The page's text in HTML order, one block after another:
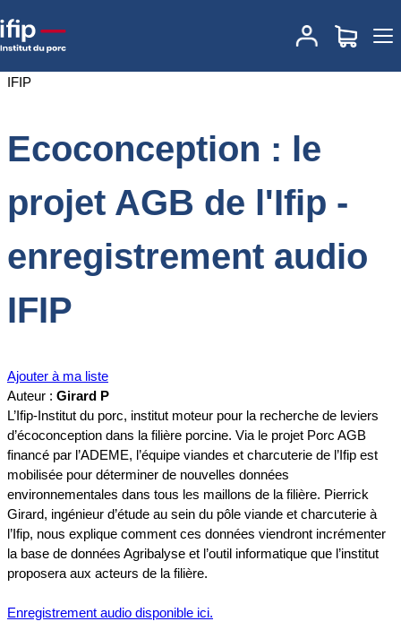
Accueil
Ecoconception : le projet AGB de l'Ifip -
enregistrement audio IFIP
Ecoconception : le
projet AGB de l'Ifip -
enregistrement audio
IFIP
Ajouter à ma liste
Auteur : Girard P
L’Ifip-Institut du porc, institut moteur pour la recherche de leviers
d’écoconception dans la filière porcine. Via le projet Porc AGB
financé par l’ADEME, l’équipe viandes et charcuterie de l’Ifip est
mobilisée pour déterminer de nouvelles données
environnementales dans tous les maillons de la filière. Pierrick
Girard, ingénieur d’étude au sein du pôle viande et charcuterie à
l’Ifip, nous explique comment ces données viendront incrémenter
la base de données Agribalyse et l’outil informatique que l’institut
proposera aux acteurs de la filière.
Enregistrement audio disponible ici.